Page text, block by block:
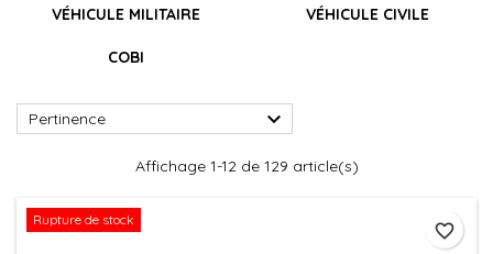
VÉHICULE MILITAIRE VÉHICULE CIVILE
COBI
Pertinence 
Affichage 1-12 de 129 article(s)
Rupture de stock
favorite_border